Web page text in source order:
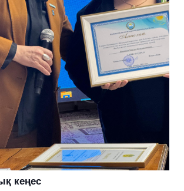
кеңес